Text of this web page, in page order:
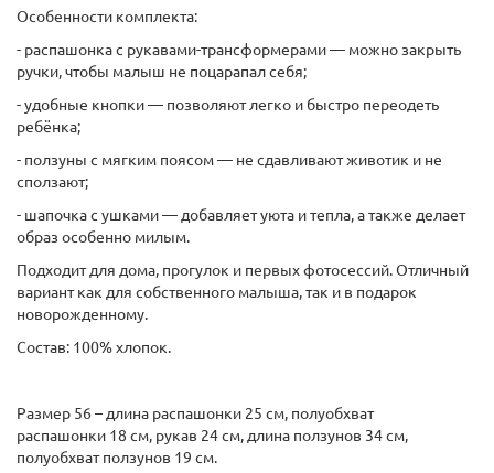
Особенности комплекта:
- распашонка с рукавами-трансформерами — можно закрыть
ручки, чтобы малыш не поцарапал себя;
- удобные кнопки — позволяют легко и быстро переодеть
ребёнка;
- ползуны с мягким поясом — не сдавливают животик и не
сползают;
- шапочка с ушками — добавляет уюта и тепла, а также делает
образ особенно милым.
Подходит для дома, прогулок и первых фотосессий. Отличный
вариант как для собственного малыша, так и в подарок
новорожденному.
Состав: 100% хлопок.
Размер 56 – длина распашонки 25 см, полуобхват
распашонки 18 см, рукав 24 см, длина ползунов 34 см,
полуобхват ползунов 19 см.